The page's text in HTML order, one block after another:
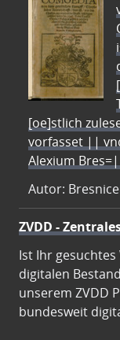
[oe]stlich
vorfasset ||
Alexium
Autor:
ZVDD -
Ist Ihr
digitalen
unserem ZVDD
bundesweit